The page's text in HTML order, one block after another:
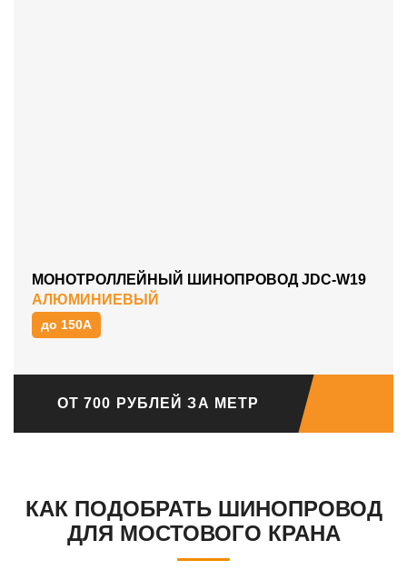
МОНОТРОЛЛЕЙНЫЙ ШИНОПРОВОД JDC-W19
АЛЮМИНИЕВЫЙ
до 150А
ОТ 700 РУБЛЕЙ ЗА МЕТР
КАК ПОДОБРАТЬ ШИНОПРОВОД
ДЛЯ МОСТОВОГО КРАНА